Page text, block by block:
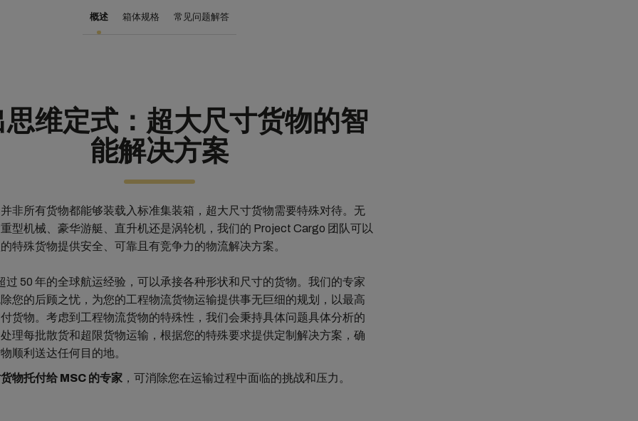
概述 箱体规格 常见问题解答
思维定式：超大尺寸货物的智
能解决方案
非所有货物都能够装载入标准集装箱，超大尺寸货物需要特殊对待。无
型机械、豪华游艇、直升机还是涡轮机，我们的 Project Cargo 团队可以
特殊货物提供安全、可靠且有竞争力的物流解决方案。
过 50 年的全球航运经验，可以承接各种形状和尺寸的货物。我们的专家
您的后顾之忧，为您的工程物流货物运输提供事无巨细的规划，以最高
货物。考虑到工程物流货物的特殊性，我们会秉持具体问题具体分析的
理每批散货和超限货物运输，根据您的特殊要求提供定制解决方案，确
顺利送达任何目的地。
物托付给 MSC 的专家 ，可消除您在运输过程中面临的挑战和压力。